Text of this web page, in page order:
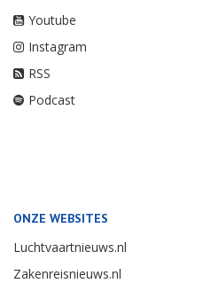
Youtube
Instagram
RSS
Podcast
ONZE WEBSITES
Luchtvaartnieuws.nl
Zakenreisnieuws.nl